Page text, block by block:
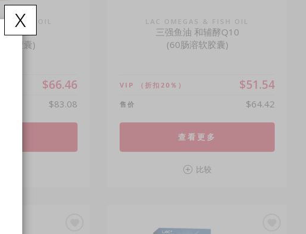
x
& FISH OIL
鱼油
软胶囊)
$66.46
$83.08
LAC OMEGAS & FISH OIL
三强鱼油 和辅酵Q10
(60肠溶软胶囊)
VIP （折扣20％） $51.54
售价 $64.42
查看更多
比较